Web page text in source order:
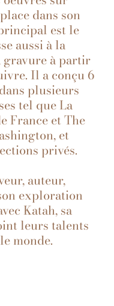
dans son
est le
aussi à la
à partir
Il a conçu 6
plusieurs
tel que La
France et The
et
privés.
auteur,
exploration
Katah, sa
leurs talents
monde.